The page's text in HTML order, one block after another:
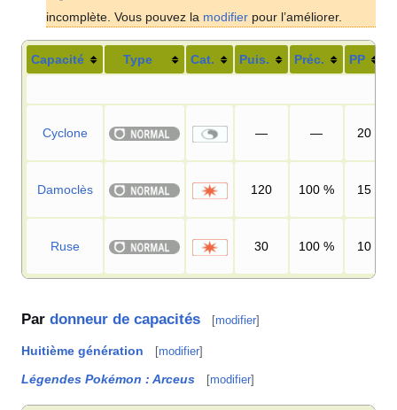
incomplète. Vous pouvez la modifier pour l’améliorer.
Capacité Type Cat. Puis. Préc. PP
Cyclone — — 20
Damoclès 120 100 % 15
Ruse 30 100 % 10
Par donneur de capacités [modifier]
Huitième génération [modifier]
Légendes Pokémon : Arceus [modifier]